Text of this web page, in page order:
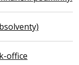
office